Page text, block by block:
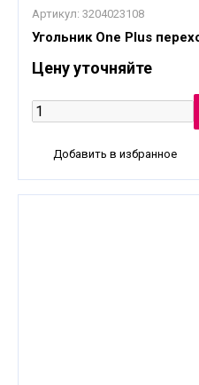
Артикул: 3204023108
Угольник One Plus
Цену уточняйте
Добавить в избранное